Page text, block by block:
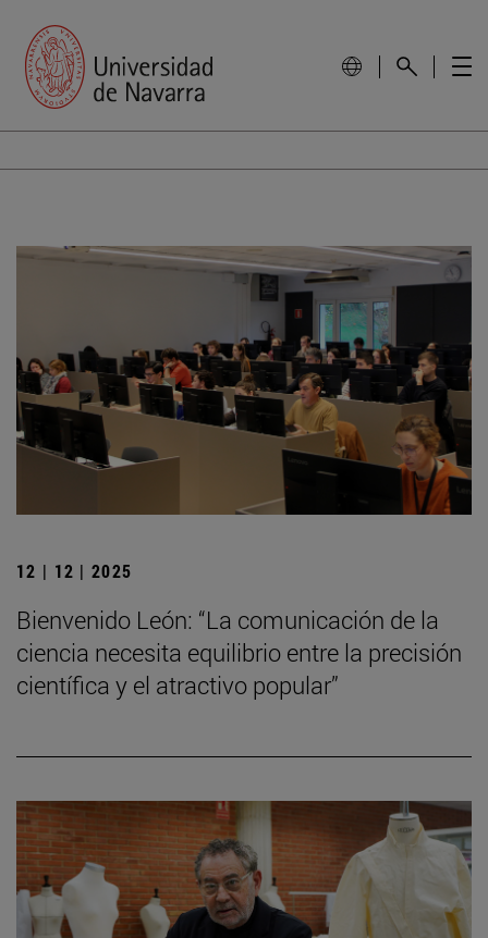
12 | 12 | 2025
Bienvenido León: “La comunicación de la
ciencia necesita equilibrio entre la precisión
científica y el atractivo popular”